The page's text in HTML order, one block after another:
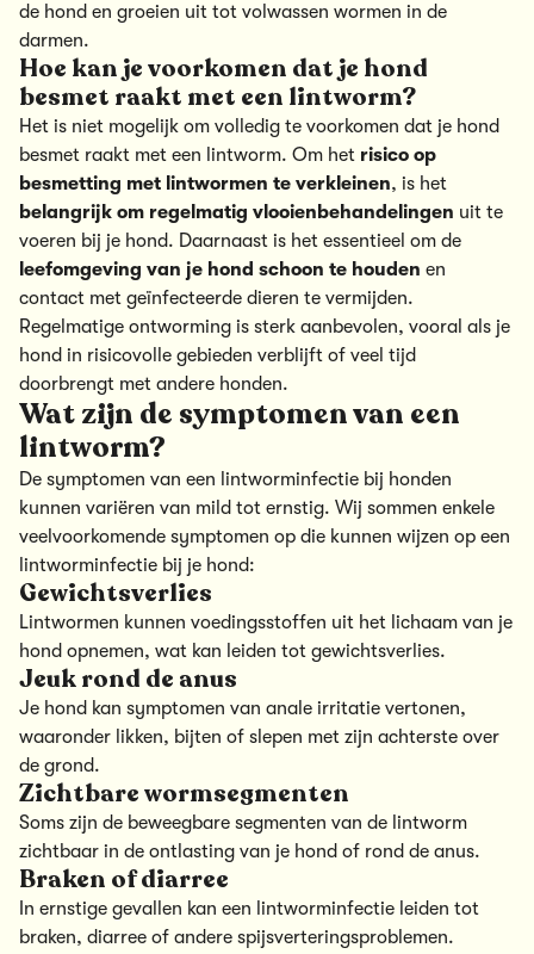
de hond en groeien uit tot volwassen wormen in de
darmen.
Hoe kan je voorkomen dat je hond
besmet raakt met een lintworm?
Het is niet mogelijk om volledig te voorkomen dat je hond
besmet raakt met een lintworm. Om het risico op
besmetting met lintwormen te verkleinen, is het
belangrijk om regelmatig vlooienbehandelingen uit te
voeren bij je hond. Daarnaast is het essentieel om de
leefomgeving van je hond schoon te houden en
contact met geïnfecteerde dieren te vermijden.
Regelmatige ontworming is sterk aanbevolen, vooral als je
hond in risicovolle gebieden verblijft of veel tijd
doorbrengt met andere honden.
Wat zijn de symptomen van een
lintworm?
De symptomen van een lintworminfectie bij honden
kunnen variëren van mild tot ernstig. Wij sommen enkele
veelvoorkomende symptomen op die kunnen wijzen op een
lintworminfectie bij je hond:
Gewichtsverlies
Lintwormen kunnen voedingsstoffen uit het lichaam van je
hond opnemen, wat kan leiden tot gewichtsverlies.
Jeuk rond de anus
Je hond kan symptomen van anale irritatie vertonen,
waaronder likken, bijten of slepen met zijn achterste over
de grond.
Zichtbare wormsegmenten
Soms zijn de beweegbare segmenten van de lintworm
zichtbaar in de ontlasting van je hond of rond de anus.
Braken of diarree
In ernstige gevallen kan een lintworminfectie leiden tot
braken, diarree of andere spijsverteringsproblemen.